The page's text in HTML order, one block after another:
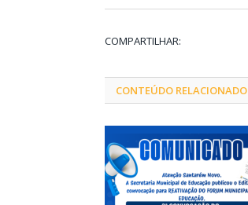
COMPARTILHAR:
CONTEÚDO RELACIONADO